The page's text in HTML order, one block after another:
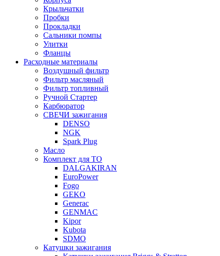
Крыльчатки
Пробки
Прокладки
Сальники помпы
Улитки
Фланцы
Расходные материалы
Воздушный фильтр
Фильтр масляный
Фильтр топливный
Ручной Стартер
Карбюратор
СВЕЧИ зажигания
DENSO
NGK
Spark Plug
Масло
Комплект для ТО
DALGAKIRAN
EuroPower
Fogo
GEKO
Generac
GENMAC
Kipor
Kubota
SDMO
Катушки зажигания